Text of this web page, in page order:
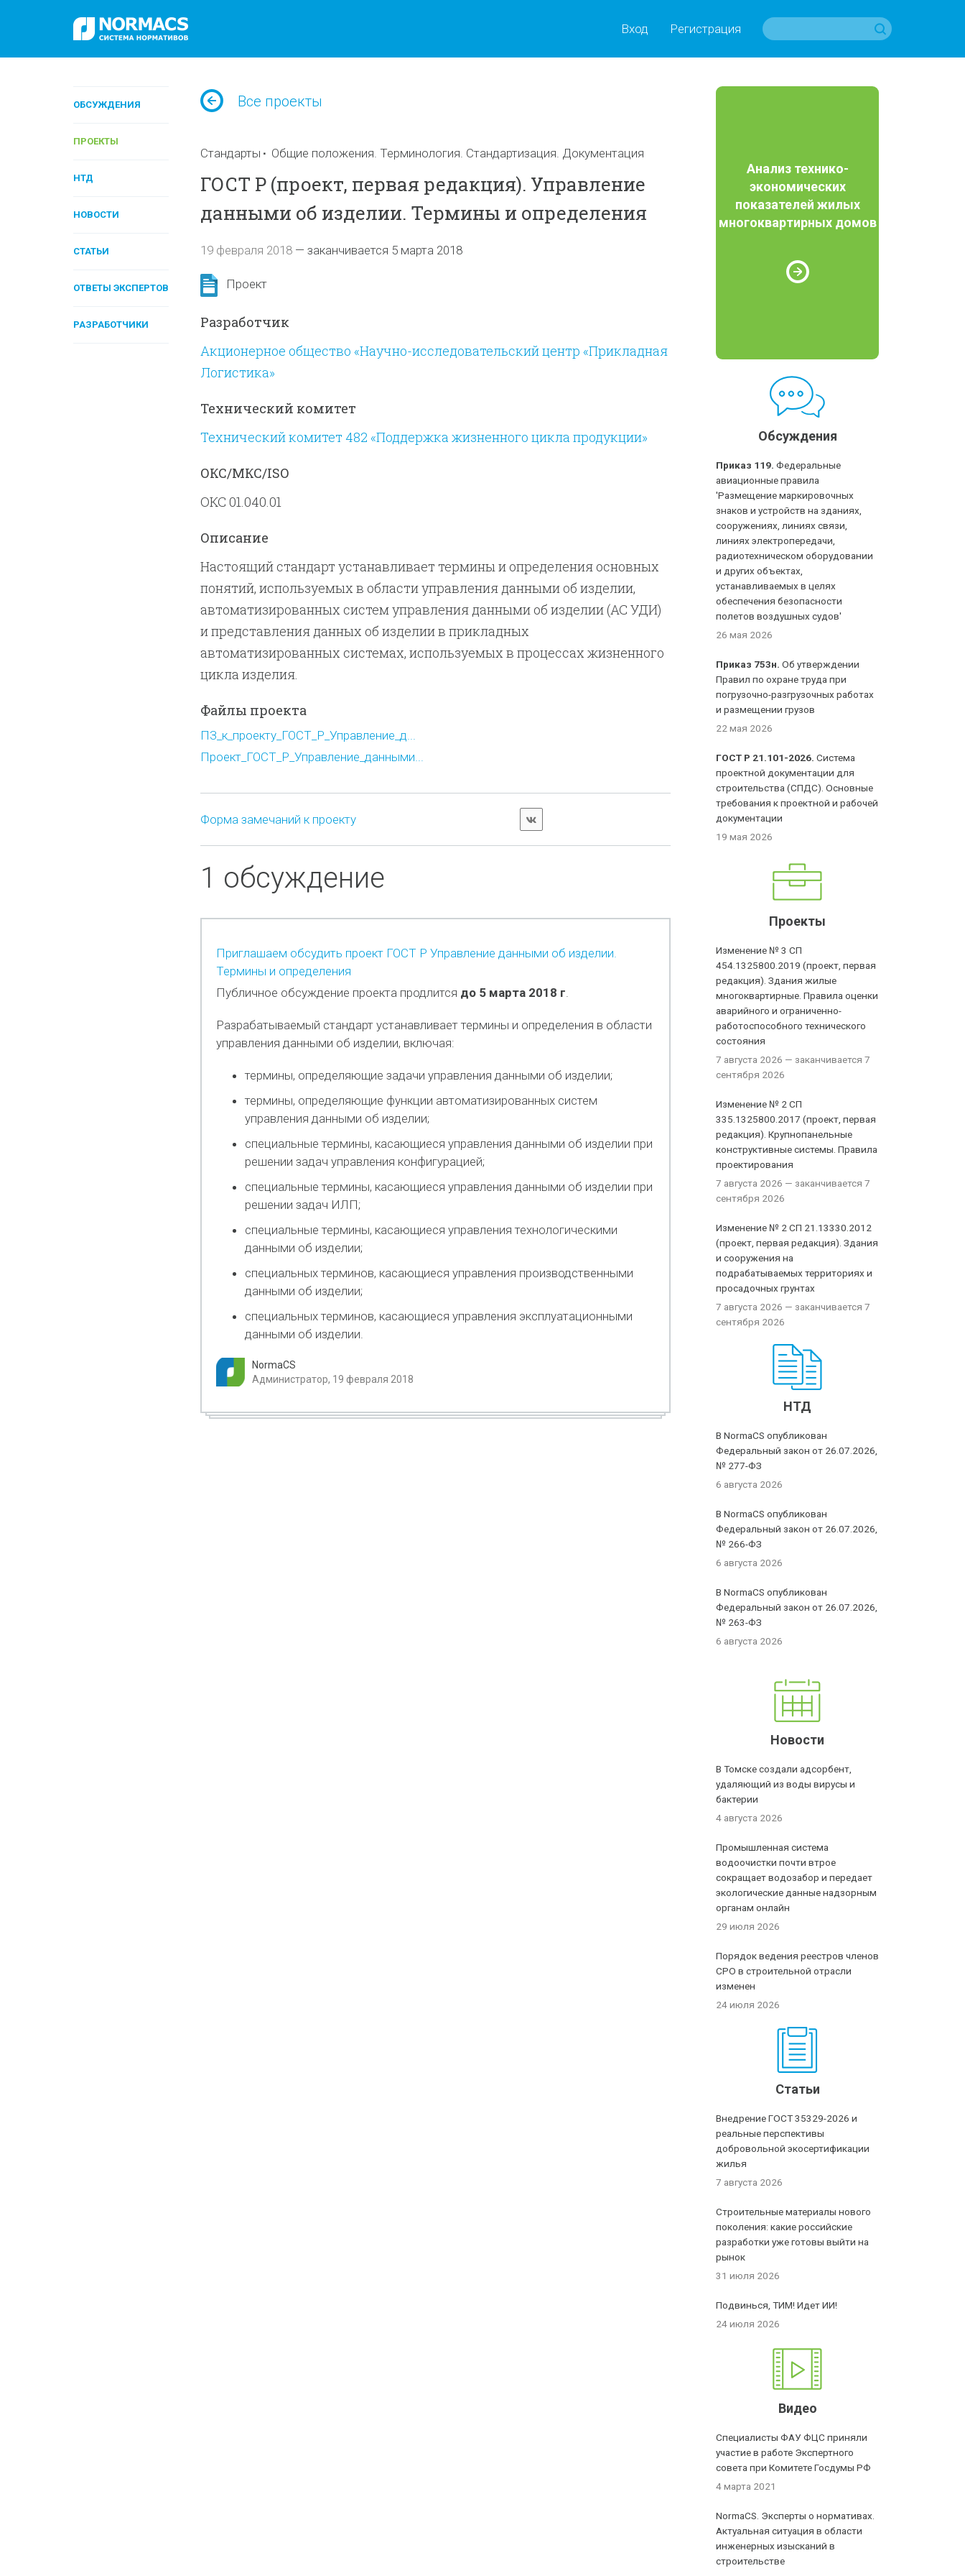
Вход Регистрация
ОБСУЖДЕНИЯ
ПРОЕКТЫ
НТД
НОВОСТИ
СТАТЬИ
ОТВЕТЫ ЭКСПЕРТОВ
РАЗРАБОТЧИКИ
Все проекты
Стандарты Общие положения. Терминология. Стандартизация. Документация
ГОСТ Р (проект, первая редакция). Управление
данными об изделии. Термины и определения
19 февраля 2018— заканчивается 5 марта 2018
Проект
Разработчик
Акционерное общество «Научно-исследовательский центр «Прикладная
Логистика»
Технический комитет
Технический комитет 482 «Поддержка жизненного цикла продукции»
ОКС/МКС/ISO
ОКС 01.040.01
Описание
Настоящий стандарт устанавливает термины и определения основных
понятий, используемых в области управления данными об изделии,
автоматизированных систем управления данными об изделии (АС УДИ)
и представления данных об изделии в прикладных
автоматизированных системах, используемых в процессах жизненного
цикла изделия.
Файлы проекта
ПЗ_к_проекту_ГОСТ_Р_Управление_д...
Проект_ГОСТ_Р_Управление_данными...
Форма замечаний к проекту
1 обсуждение
Приглашаем обсудить проект ГОСТ Р Управление данными об изделии.
Термины и определения
Публичное обсуждение проекта продлится до 5 марта 2018 г.
Разрабатываемый стандарт устанавливает термины и определения в области
управления данными об изделии, включая:
термины, определяющие задачи управления данными об изделии;
термины, определяющие функции автоматизированных систем
управления данными об изделии;
специальные термины, касающиеся управления данными об изделии при
решении задач управления конфигурацией;
специальные термины, касающиеся управления данными об изделии при
решении задач ИЛП;
специальные термины, касающиеся управления технологическими
данными об изделии;
специальных терминов, касающиеся управления производственными
данными об изделии;
специальных терминов, касающиеся управления эксплуатационными
данными об изделии.
NormaCS
Администратор, 19 февраля 2018
Анализ технико-
экономических
показателей жилых
многоквартирных домов
Обсуждения
Приказ 119. Федеральные
авиационные правила
'Размещение маркировочных
знаков и устройств на зданиях,
сооружениях, линиях связи,
линиях электропередачи,
радиотехническом оборудовании
и других объектах,
устанавливаемых в целях
обеспечения безопасности
полетов воздушных судов'
26 мая 2026
Приказ 753н. Об утверждении
Правил по охране труда при
погрузочно-разгрузочных работах
и размещении грузов
22 мая 2026
ГОСТ Р 21.101-2026. Система
проектной документации для
строительства (СПДС). Основные
требования к проектной и рабочей
документации
19 мая 2026
Проекты
Изменение № 3 СП
454.1325800.2019 (проект, первая
редакция). Здания жилые
многоквартирные. Правила оценки
аварийного и ограниченно-
работоспособного технического
состояния
7 августа 2026 — заканчивается 7
сентября 2026
Изменение № 2 СП
335.1325800.2017 (проект, первая
редакция). Крупнопанельные
конструктивные системы. Правила
проектирования
7 августа 2026 — заканчивается 7
сентября 2026
Изменение № 2 СП 21.13330.2012
(проект, первая редакция). Здания
и сооружения на
подрабатываемых территориях и
просадочных грунтах
7 августа 2026 — заканчивается 7
сентября 2026
НТД
В NormaCS опубликован
Федеральный закон от 26.07.2026,
№ 277-ФЗ
6 августа 2026
В NormaCS опубликован
Федеральный закон от 26.07.2026,
№ 266-ФЗ
6 августа 2026
В NormaCS опубликован
Федеральный закон от 26.07.2026,
№ 263-ФЗ
6 августа 2026
Новости
В Томске создали адсорбент,
удаляющий из воды вирусы и
бактерии
4 августа 2026
Промышленная система
водоочистки почти втрое
сокращает водозабор и передает
экологические данные надзорным
органам онлайн
29 июля 2026
Порядок ведения реестров членов
СРО в строительной отрасли
изменен
24 июля 2026
Статьи
Внедрение ГОСТ 35329-2026 и
реальные перспективы
добровольной экосертификации
жилья
7 августа 2026
Строительные материалы нового
поколения: какие российские
разработки уже готовы выйти на
рынок
31 июля 2026
Подвинься, ТИМ! Идет ИИ!
24 июля 2026
Видео
Специалисты ФАУ ФЦС приняли
участие в работе Экспертного
совета при Комитете Госдумы РФ
4 марта 2021
NormaCS. Эксперты о нормативах.
Актуальная ситуация в области
инженерных изысканий в
строительстве